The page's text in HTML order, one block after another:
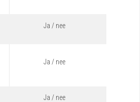
Ja / nee
Ja / nee
Ja / nee